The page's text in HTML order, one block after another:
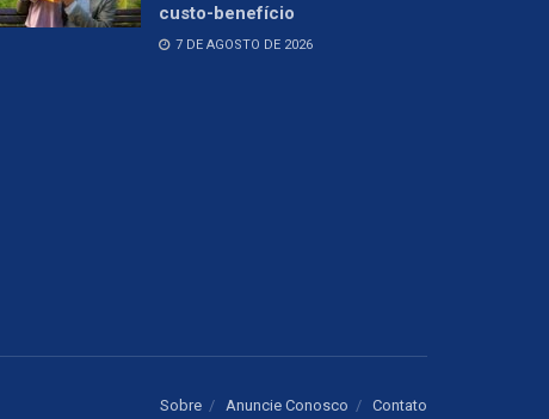
custo-benefício
7 DE AGOSTO DE 2026
Sobre Anuncie Conosco Contato